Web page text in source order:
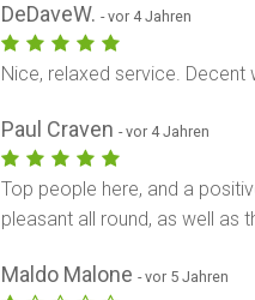
DeDaveW.- vor 4 Jahren
Nice, relaxed service. Decent
Paul Craven- vor 4 Jahren
Top people here, and a
pleasant all round, as well as
Maldo Malone- vor 5 Jahren